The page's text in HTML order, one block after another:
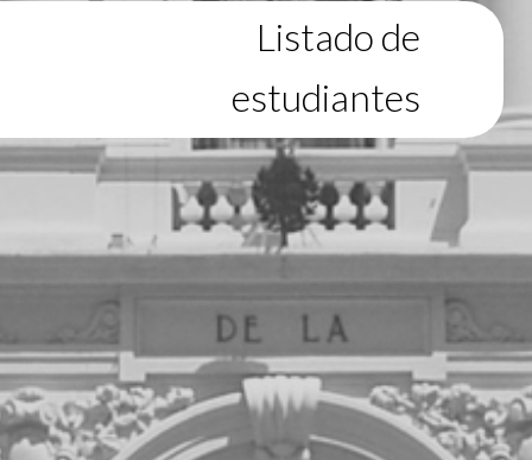
Listado de
estudiantes